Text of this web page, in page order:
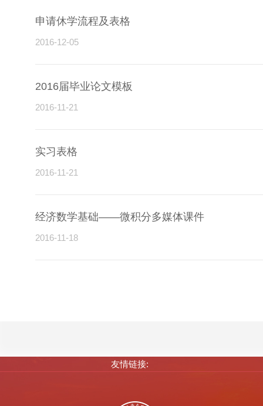
申请休学流程及表格
2016-12-05
2016届毕业论文模板
2016-11-21
实习表格
2016-11-21
经济数学基础——微积分多媒体课件
2016-11-18
友情链接: